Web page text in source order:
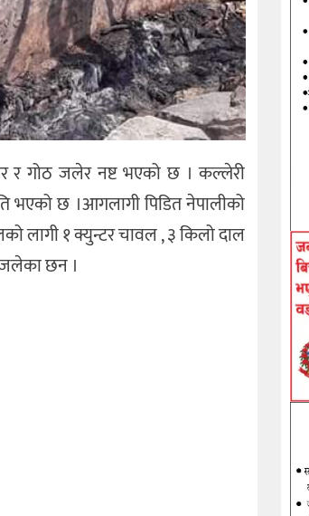
र गोठ जलेर नष्ट भएको छ । कल्लेरी
भएको छ ।आगलागी पिडित नेपालीको
लागी १ क्युन्टर चावल , ३ किलो दाल
जलेका छन ।